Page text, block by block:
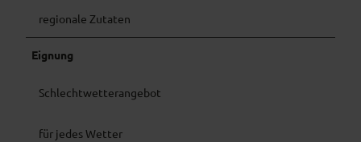
regionale Zutaten
Eignung
Schlechtwetterangebot
für jedes Wetter